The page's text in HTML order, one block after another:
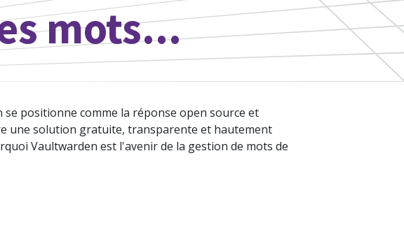
mots...
positionne comme la réponse open source et
une solution gratuite, transparente et hautement
Vaultwarden est l'avenir de la gestion de mots de